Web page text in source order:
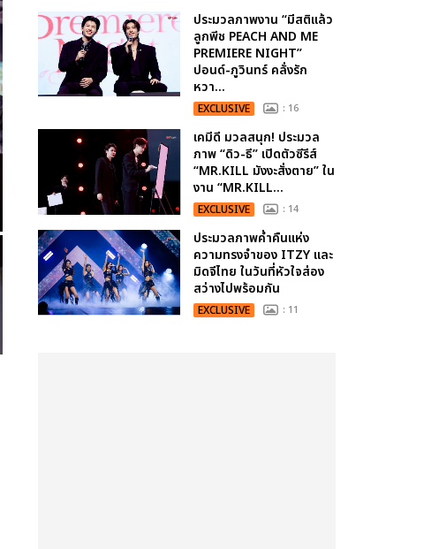
ประมวลภาพงาน “มีสติแล้ว
ลูกพีช PEACH AND ME
PREMIERE NIGHT”
ปอนด์-ภูวินทร์ คลั่งรัก
หวา...
EXCLUSIVE : 16
เคมีดี มวลสนุก! ประมวล
ภาพ “ดิว-ธี” เปิดตัวซีรีส์
“MR.KILL มังงะสั่งตาย” ใน
งาน “MR.KILL...
EXCLUSIVE : 14
ประมวลภาพค่ำคืนแห่ง
ความทรงจำของ ITZY และ
มิดจีไทย ในวันที่หัวใจส่อง
สว่างไปพร้อมกัน
EXCLUSIVE : 11